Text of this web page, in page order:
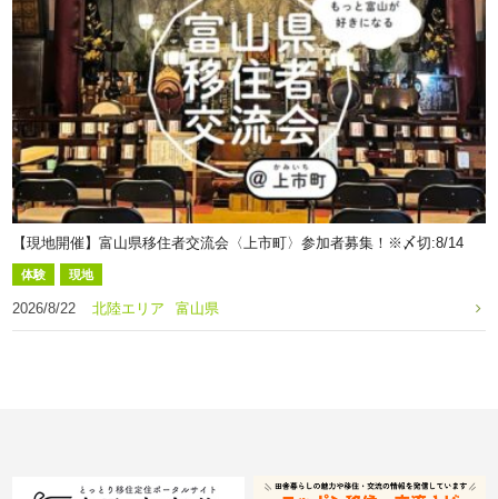
【現地開催】富山県移住者交流会〈上市町〉参加者募集！※〆切:8/14
体験 現地
2026/8/22 北陸エリア 富山県